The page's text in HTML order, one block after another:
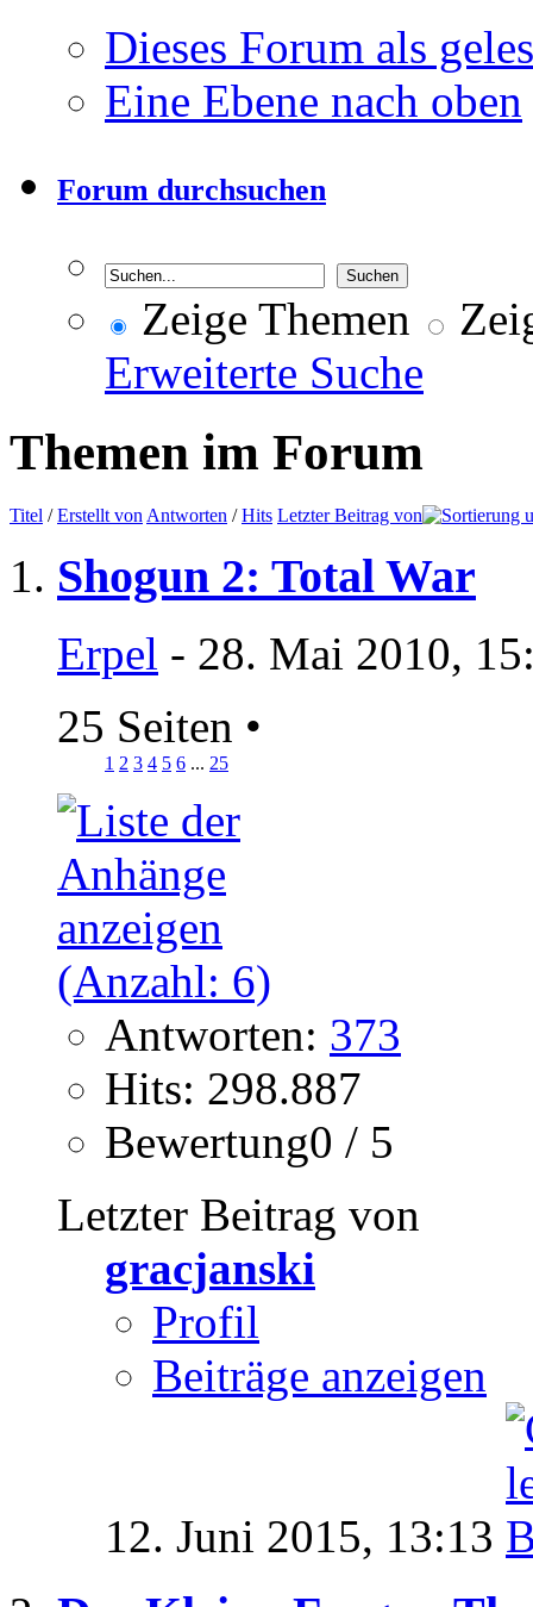
Dieses Forum als
Eine Ebene nach oben
Forum durchsuchen
Zeige Themen
Erweiterte Suche
Themen im Forum
Titel /Erstellt von Antworten /Hits Letzter Beitrag von
Shogun 2: Total War
Erpel - 28. Mai 2010,
25 Seiten •
1 2 3 4 5 6 ... 25
Antworten: 373
Hits: 298.887
Bewertung0 / 5
Letzter Beitrag von
gracjanski
Profil
Beiträge anzeigen
12. Juni 2015, 13:13